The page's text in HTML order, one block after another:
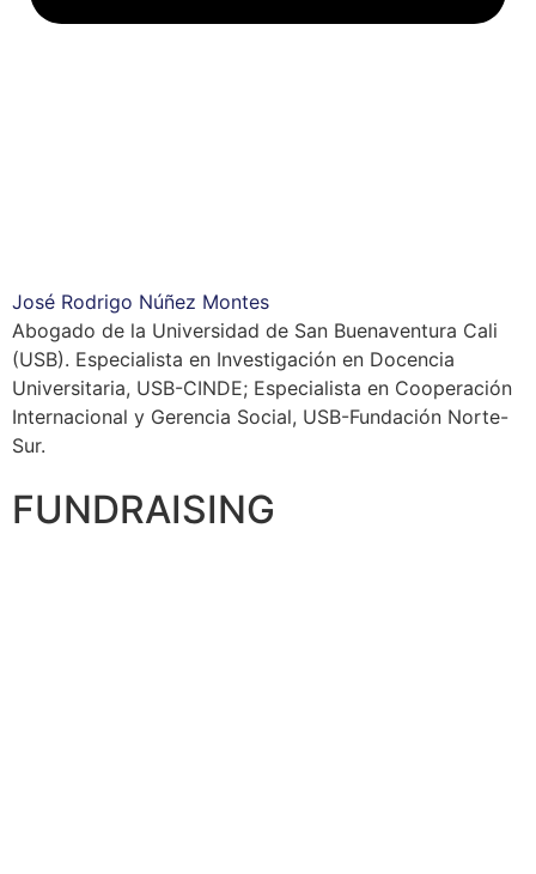
José Rodrigo Núñez Montes
Abogado de la Universidad de San Buenaventura Cali
(USB). Especialista en Investigación en Docencia
Universitaria, USB-CINDE; Especialista en Cooperación
Internacional y Gerencia Social, USB-Fundación Norte-
Sur.
FUNDRAISING